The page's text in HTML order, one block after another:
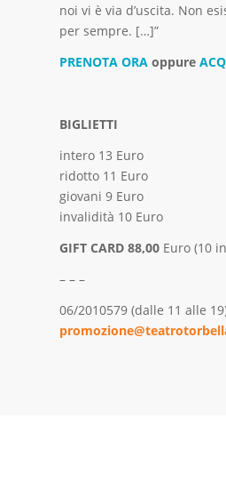
noi vi è via d’uscita. Non
per sempre. […]”
PRENOTA ORA oppure
BIGLIETTI
intero 13 Euro
ridotto 11 Euro
giovani 9 Euro
invalidità 10 Euro
GIFT CARD 88,00 Euro (10
– – –
06/2010579 (dalle 11 alle